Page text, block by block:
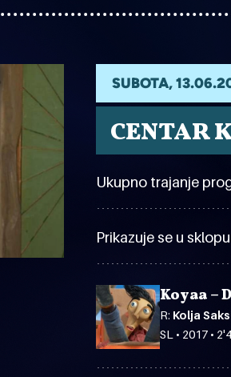
SUBOTA,
CENTAR
Ukupno trajanje
Prikazuje se u sklopu
Koyaa –
R: Kolja
SL • 2017 •